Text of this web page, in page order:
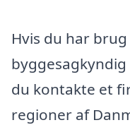
Hvis du har
du kontakte et
regioner af